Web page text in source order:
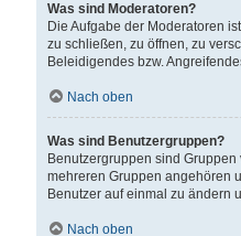
Was sind Moderatoren?
Die Aufgabe der Moderatoren
zu schließen, zu öffnen, zu
Beleidigendes bzw.
Nach oben
Was sind Benutzergruppen?
Benutzergruppen sind
mehreren Gruppen angehören
Benutzer auf einmal zu ändern
Nach oben